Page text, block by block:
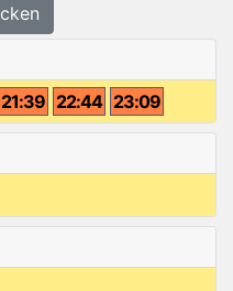
21:39 22:44 23:09